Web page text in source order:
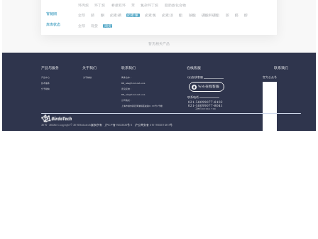
环丙烷 环丁烷 桥接双环 苯 氮杂环丁烷 脂肪族化合物
官能团 全部 腈 酮 卤素:碘 卤素:氟 卤素:氯 卤素:溴 酯 羧酸 硼酸和硼酯 胺 醛
库库状态 全部 现货 期货
暂无相关产品
产品与服务 关于我们 联系我们 在线客服 联系我们
产品中心
技术服务
分子砌块
关于都创
商务合作：
BB_sales@birdotech.com
意见反馈：
BB_sales@birdotech.com
公司地址：
上海市浦东新区周浦镇蓝靛路1199号1号楼
QQ在线客服
Web在线客服
联系电话
021-58099077-8102
021-58099077-8041
工作日 09:00-17:00
官方公众号
2015 - 2023© Copyright © 2019 Birdotech版权所有 , 沪ICP备15032529号-2 沪公网安备 31011502016361号